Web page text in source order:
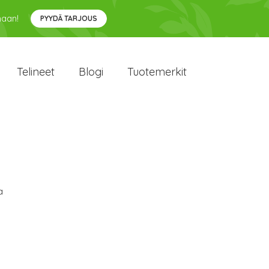
PYYDÄ TARJOUS
Telineet Blogi Tuotemerkit